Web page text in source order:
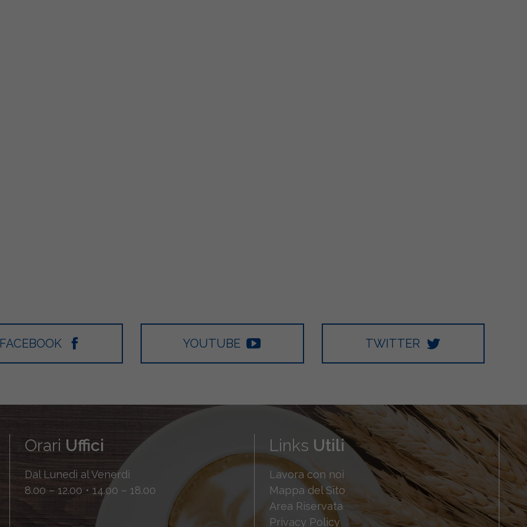
FACEBOOK YOUTUBE TWITTER
Orari Uffici
Dal Lunedì al Venerdì
8.00 – 12.00 • 14.00 – 18.00
Links Utili
Lavora con noi
Mappa del Sito
Area Riservata
Privacy Policy